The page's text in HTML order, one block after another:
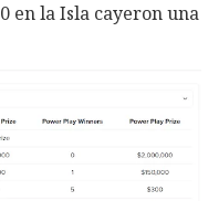
en la Isla cayeron una